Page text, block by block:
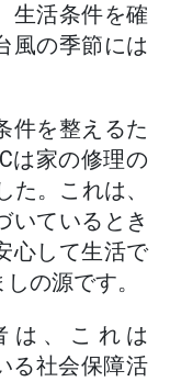
生活条件を確
風の季節には
件を整えるた
は家の修理の
。これは、
いているとき
心して生活で
の源です。
は、これは
る社会保障活